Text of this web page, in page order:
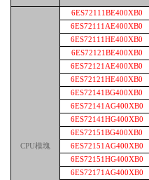
CPU模塊
6ES72111BE400XB0
6ES72111AE400XB0
6ES72111HE400XB0
6ES72121BE400XB0
6ES72121AE400XB0
6ES72121HE400XB0
6ES72141BG400XB0
6ES72141AG400XB0
6ES72141HG400XB0
6ES72151BG400XB0
6ES72151AG400XB0
6ES72151HG400XB0
6ES72171AG400XB0